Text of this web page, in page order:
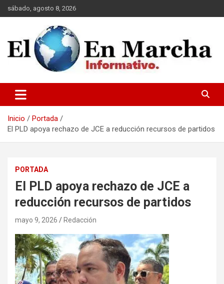
Saltar
al
sábado, agosto 8, 2026
elmundoenmarcha.net
Inicio
Portada
El PLD apoya rechazo de JCE a reducción recursos de partidos
PORTADA
El PLD apoya rechazo de JCE a
reducción recursos de partidos
mayo 9, 2026 Redacción